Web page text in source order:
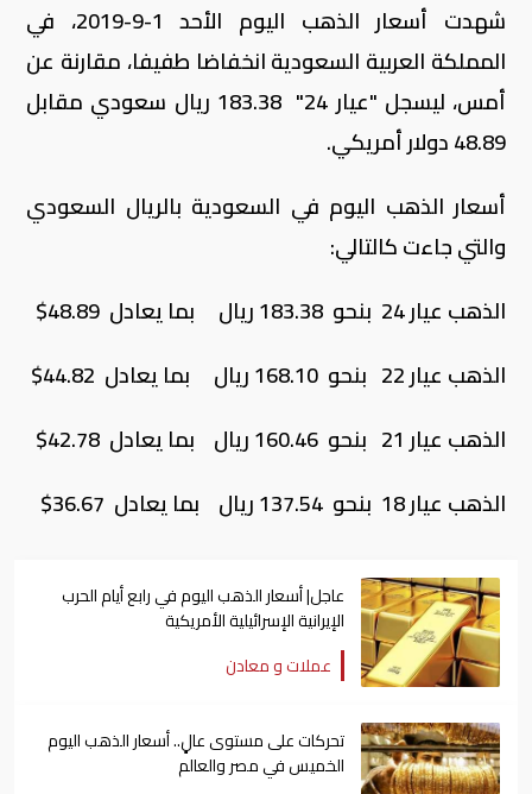
شهدت أسعار الذهب اليوم الأحد 1-9-2019، في
المملكة العربية السعودية انخفاضا طفيفا، مقارنة عن
أمس، ليسجل "عيار 24" 183.38 ريال سعودي مقابل
48.89 دولار أمريكي.
أسعار الذهب اليوم في السعودية بالريال السعودي
والتي جاءت كالتالي:
الذهب عيار 24 بنحو 183.38 ريال بما يعادل 48.89$
الذهب عيار 22 بنحو 168.10 ريال بما يعادل 44.82$
الذهب عيار 21 بنحو 160.46 ريال بما يعادل 42.78$
الذهب عيار 18 بنحو 137.54 ريال بما يعادل 36.67$
عاجل| أسعار الذهب اليوم في رابع أيام الحرب
الإيرانية الإسرائيلية الأمريكية
عملات و معادن
تحركات على مستوى عالٍ.. أسعار الذهب اليوم
الخميس في مصر والعالم